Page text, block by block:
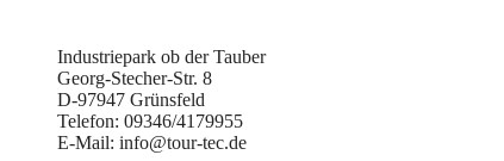
Industriepark ob der Tauber
Georg-Stecher-Str. 8
D-97947 Grünsfeld
Telefon: 09346/4179955
E-Mail: info@tour-tec.de